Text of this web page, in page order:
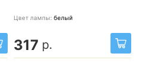
Цвет лампы: белый
317 р.